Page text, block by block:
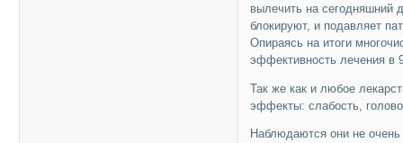
вылечить на сегодняшний
блокируют, и подавляет
Опираясь на итоги
эффективность лечения в
Так же как и любое
эффекты: слабость,
Наблюдаются они не